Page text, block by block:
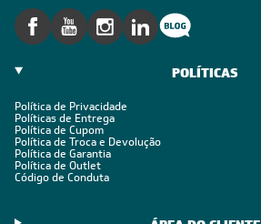
POLÍTICAS
Política de Privacidade
Políticas de Entrega
Política de Cupom
Política de Troca e Devolução
Política de Garantia
Política de Outlet
Código de Conduta